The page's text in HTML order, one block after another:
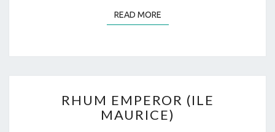
READ MOREREAD MORE
EMPEROR
(ILE
RHUM EMPEROR (ILE
MAURICE)